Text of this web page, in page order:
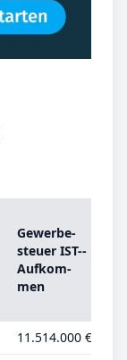
Ge­wer­be­
steu­er IST-­
Auf­kom­
men
11.514.000 €